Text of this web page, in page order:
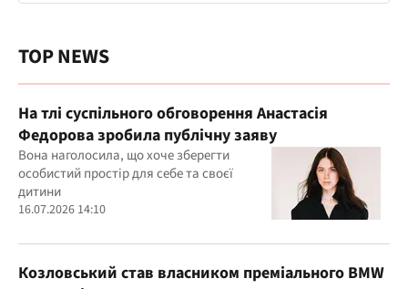
TOP NEWS
На тлі суспільного обговорення Анастасія
Федорова зробила публічну заяву
Вона наголосила, що хоче зберегти
особистий простір для себе та своєї
дитини
16.07.2026 14:10
Козловський став власником преміального BMW